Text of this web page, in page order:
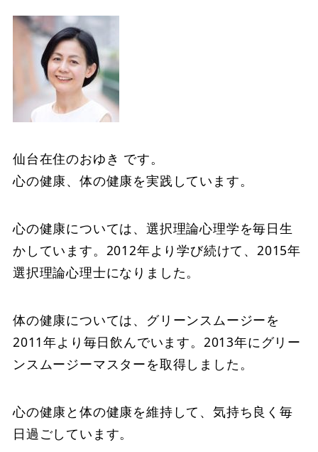
仙台在住のおゆき です。
心の健康、体の健康を実践しています。
心の健康については、選択理論心理学を毎日生
かしています。2012年より学び続けて、2015年
選択理論心理士になりました。
体の健康については、グリーンスムージーを
2011年より毎日飲んでいます。2013年にグリー
ンスムージーマスターを取得しました。
心の健康と体の健康を維持して、気持ち良く毎
日過ごしています。